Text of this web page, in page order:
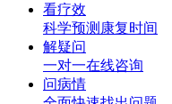
看疗效
科学预测康复时间
解疑问
一对一在线咨询
问病情